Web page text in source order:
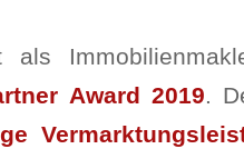
als
Award 2019.